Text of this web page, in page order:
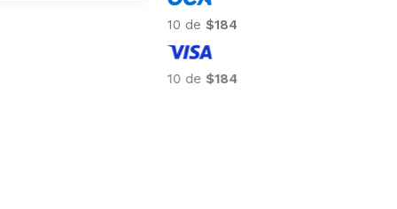
10 de $184
10 de $184